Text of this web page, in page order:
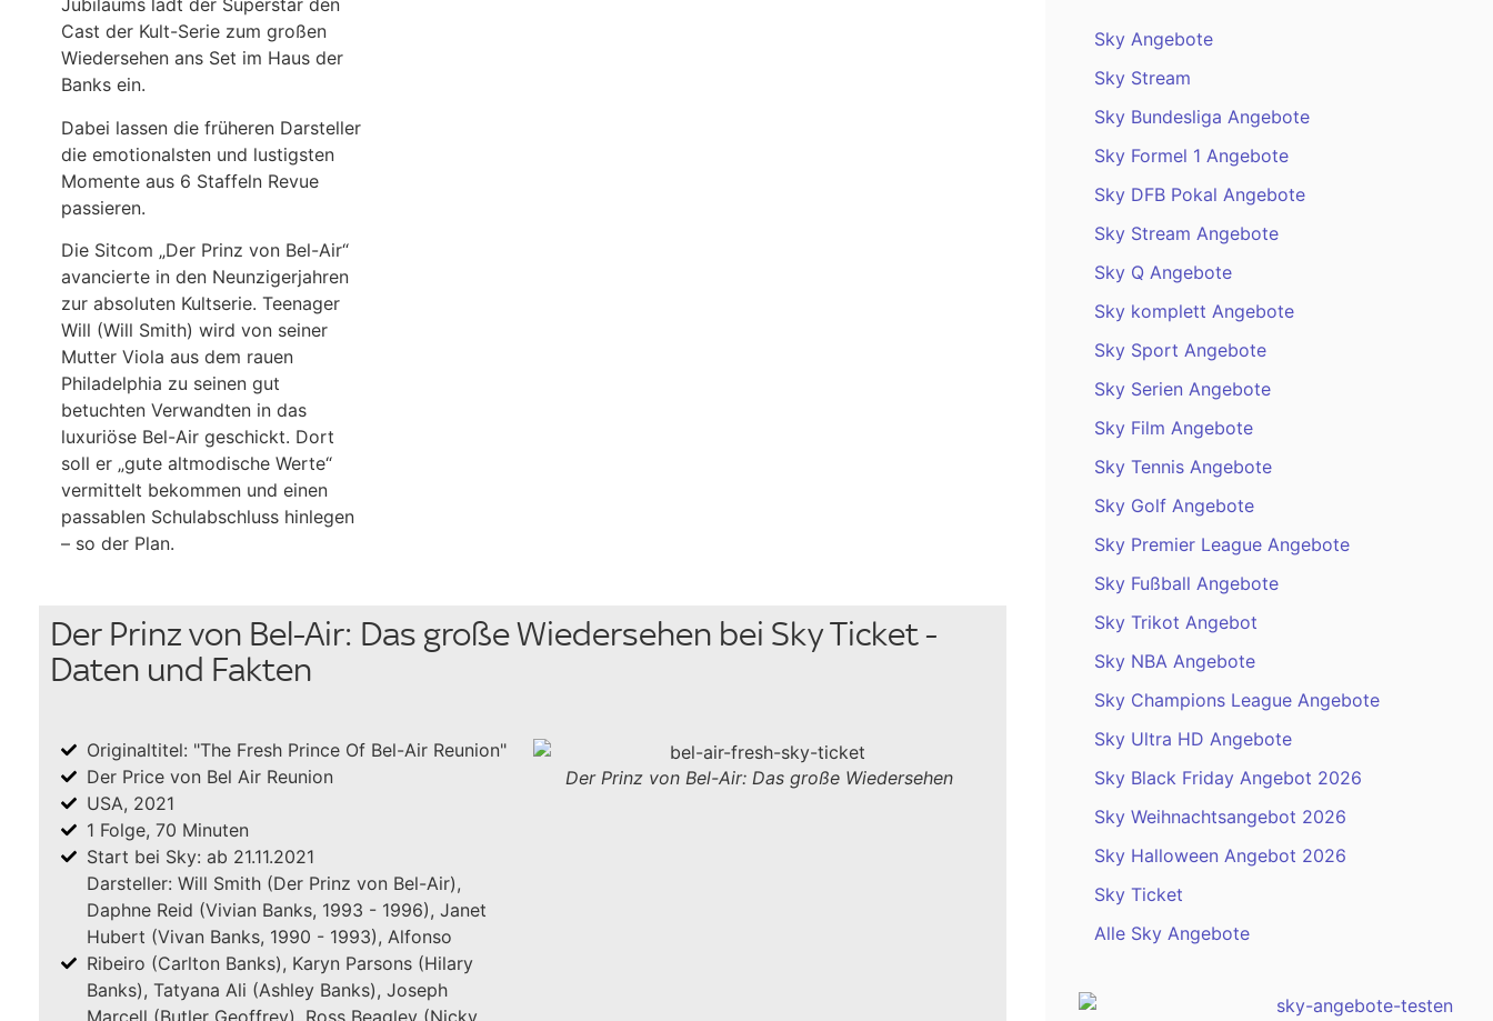
Jubiläums lädt der Superstar den
Cast der Kult-Serie zum großen
Wiedersehen ans Set im Haus der
Banks ein.
Dabei lassen die früheren Darsteller
die emotionalsten und lustigsten
Momente aus 6 Staffeln Revue
passieren.
Die Sitcom „Der Prinz von Bel-Air“
avancierte in den Neunzigerjahren
zur absoluten Kultserie. Teenager
Will (Will Smith) wird von seiner
Mutter Viola aus dem rauen
Philadelphia zu seinen gut
betuchten Verwandten in das
luxuriöse Bel-Air geschickt. Dort
soll er „gute altmodische Werte“
vermittelt bekommen und einen
passablen Schulabschluss hinlegen
– so der Plan.
Der Prinz von Bel-Air: Das große Wiedersehen bei Sky Ticket -
Daten und Fakten
Originaltitel: "The Fresh Prince Of Bel-Air Reunion"
Der Price von Bel Air Reunion
USA, 2021
1 Folge, 70 Minuten
Start bei Sky: ab 21.11.2021
Darsteller: Will Smith (Der Prinz von Bel-Air),
Daphne Reid (Vivian Banks, 1993 - 1996), Janet
Hubert (Vivan Banks, 1990 - 1993), Alfonso
Ribeiro (Carlton Banks), Karyn Parsons (Hilary
Banks), Tatyana Ali (Ashley Banks), Joseph
Der Prinz von Bel-Air: Das große Wiedersehen
Sky Angebote
Sky Stream
Sky Bundesliga Angebote
Sky Formel 1 Angebote
Sky DFB Pokal Angebote
Sky Stream Angebote
Sky Q Angebote
Sky komplett Angebote
Sky Sport Angebote
Sky Serien Angebote
Sky Film Angebote
Sky Tennis Angebote
Sky Golf Angebote
Sky Premier League Angebote
Sky Fußball Angebote
Sky Trikot Angebot
Sky NBA Angebote
Sky Champions League Angebote
Sky Ultra HD Angebote
Sky Black Friday Angebot 2026
Sky Weihnachtsangebot 2026
Sky Halloween Angebot 2026
Sky Ticket
Alle Sky Angebote